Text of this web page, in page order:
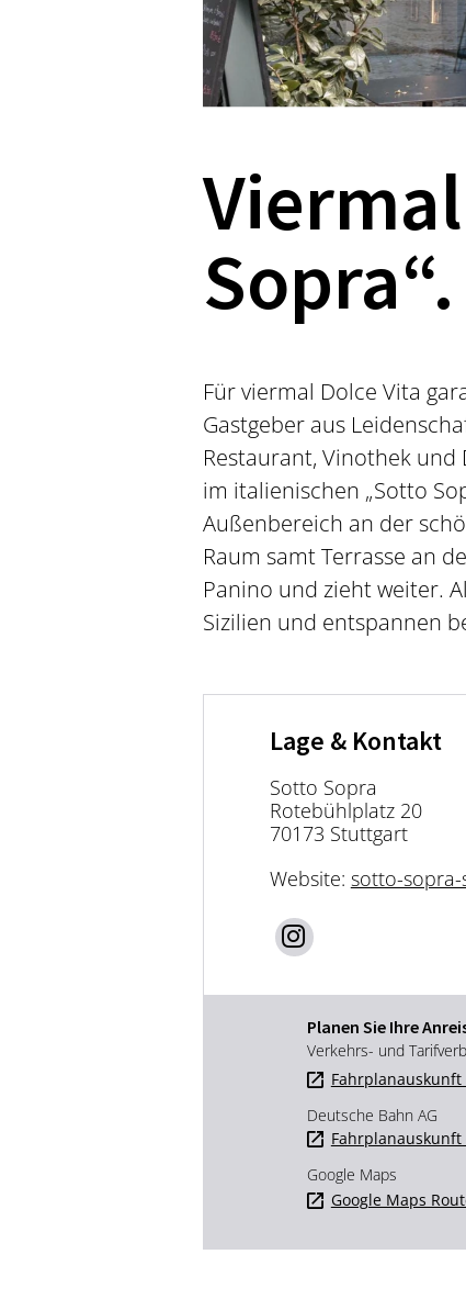
Sopra“.
Für viermal Dolce Vita
Gastgeber aus
Restaurant, Vinothek
im italienischen „Sotto
Außenbereich an der
Raum samt Terrasse an
Panino und zieht weiter.
Sizilien und entspannen
Lage & Kontakt
Sotto Sopra
Rotebühlplatz 20
70173 Stuttgart
Website: sotto-sopra-
Planen Sie Ihre
Verkehrs- und
Fahrplanauskunft
Deutsche Bahn AG
Fahrplanauskunft
Google Maps
Google Maps